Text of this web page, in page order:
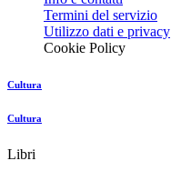
Termini del servizio
Utilizzo dati e privacy
Cookie Policy
Cultura
Cultura
Libri